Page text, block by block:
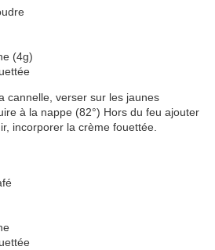
(4g)
cannelle, verser sur les jaunes
à la nappe (82°) Hors du feu ajouter
incorporer la crème fouettée.